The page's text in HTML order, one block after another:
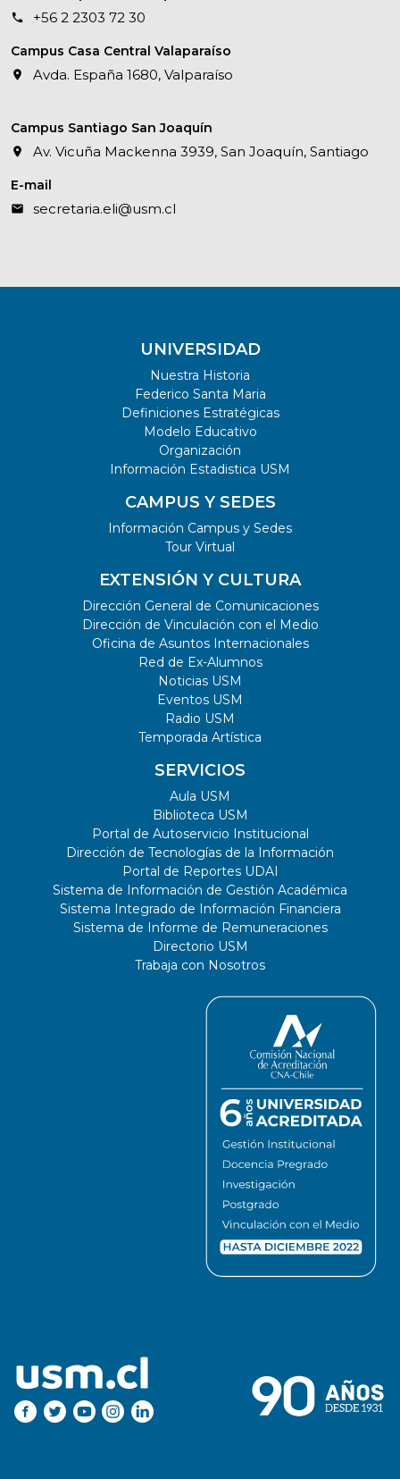
+56 2 2303 72 30
Campus Casa Central Valaparaíso
Avda. España 1680, Valparaíso
Campus Santiago San Joaquín
Av. Vicuña Mackenna 3939, San Joaquín, Santiago
E-mail
secretaria.eli@usm.cl
UNIVERSIDAD
Nuestra Historia
Federico Santa Maria
Definiciones Estratégicas
Modelo Educativo
Organización
Información Estadistica USM
CAMPUS Y SEDES
Información Campus y Sedes
Tour Virtual
EXTENSIÓN Y CULTURA
Dirección General de Comunicaciones
Dirección de Vinculación con el Medio
Oficina de Asuntos Internacionales
Red de Ex-Alumnos
Noticias USM
Eventos USM
Radio USM
Temporada Artística
SERVICIOS
Aula USM
Biblioteca USM
Portal de Autoservicio Institucional
Dirección de Tecnologías de la Información
Portal de Reportes UDAI
Sistema de Información de Gestión Académica
Sistema Integrado de Información Financiera
Sistema de Informe de Remuneraciones
Directorio USM
Trabaja con Nosotros